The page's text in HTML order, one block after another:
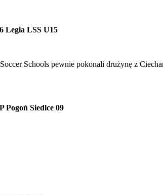
Legia LSS U15
Schools pewnie pokonali drużynę z
Pogoń Siedlce 09